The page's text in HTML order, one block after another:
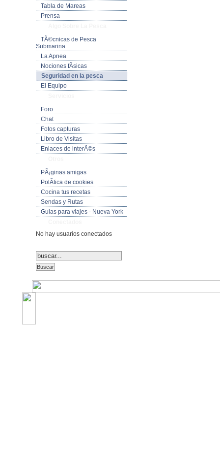
Tabla de Mareas
Prensa
TÃ©cnicas de Pesca
Submarina
La Apnea
Nociones fÃ­sicas
Seguridad en la pesca
El Equipo
Foro
Chat
Fotos capturas
Libro de Visitas
Enlaces de interÃ©s
PÃ¡ginas amigas
PolÃ­tica de cookies
Cocina tus recetas
Sendas y Rutas
Guias para viajes - Nueva York
No hay usuarios conectados